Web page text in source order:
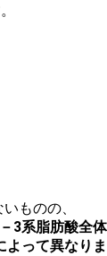
ものの、
3系脂肪酸全体
よって異なりま